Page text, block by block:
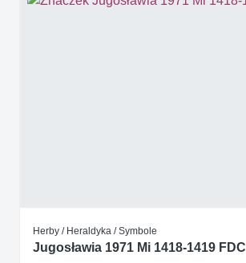
Herby / Heraldyka / Symbole
Jugosławia 1971 Mi 1418-1419 FDC